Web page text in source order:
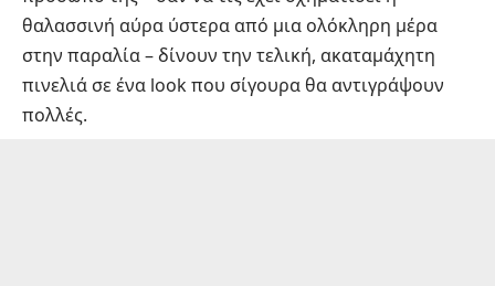
θαλασσινή αύρα ύστερα από μια ολόκληρη μέρα
στην παραλία – δίνουν την τελική, ακαταμάχητη
πινελιά σε ένα look που σίγουρα θα αντιγράψουν
πολλές.